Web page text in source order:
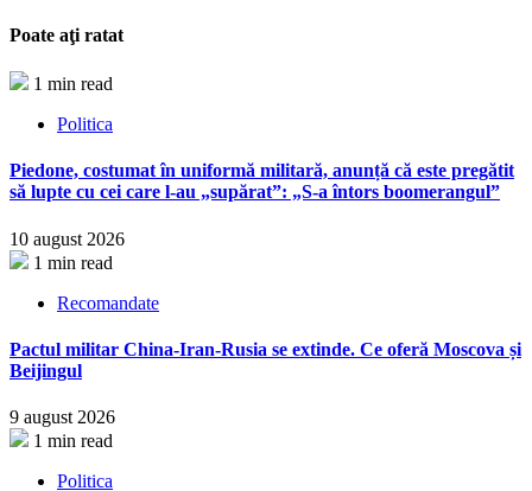
Poate aţi ratat
1 min read
Politica
Piedone, costumat în uniformă militară, anunță că este pregătit
să lupte cu cei care l-au „supărat”: „S-a întors boomerangul”
10 august 2026
1 min read
Recomandate
Pactul militar China-Iran-Rusia se extinde. Ce oferă Moscova și
Beijingul
9 august 2026
1 min read
Politica